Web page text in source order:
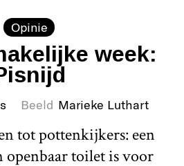
Opinie
week:
Beeld Marieke Luthart
tot pottenkijkers: een
openbaar toilet is voor